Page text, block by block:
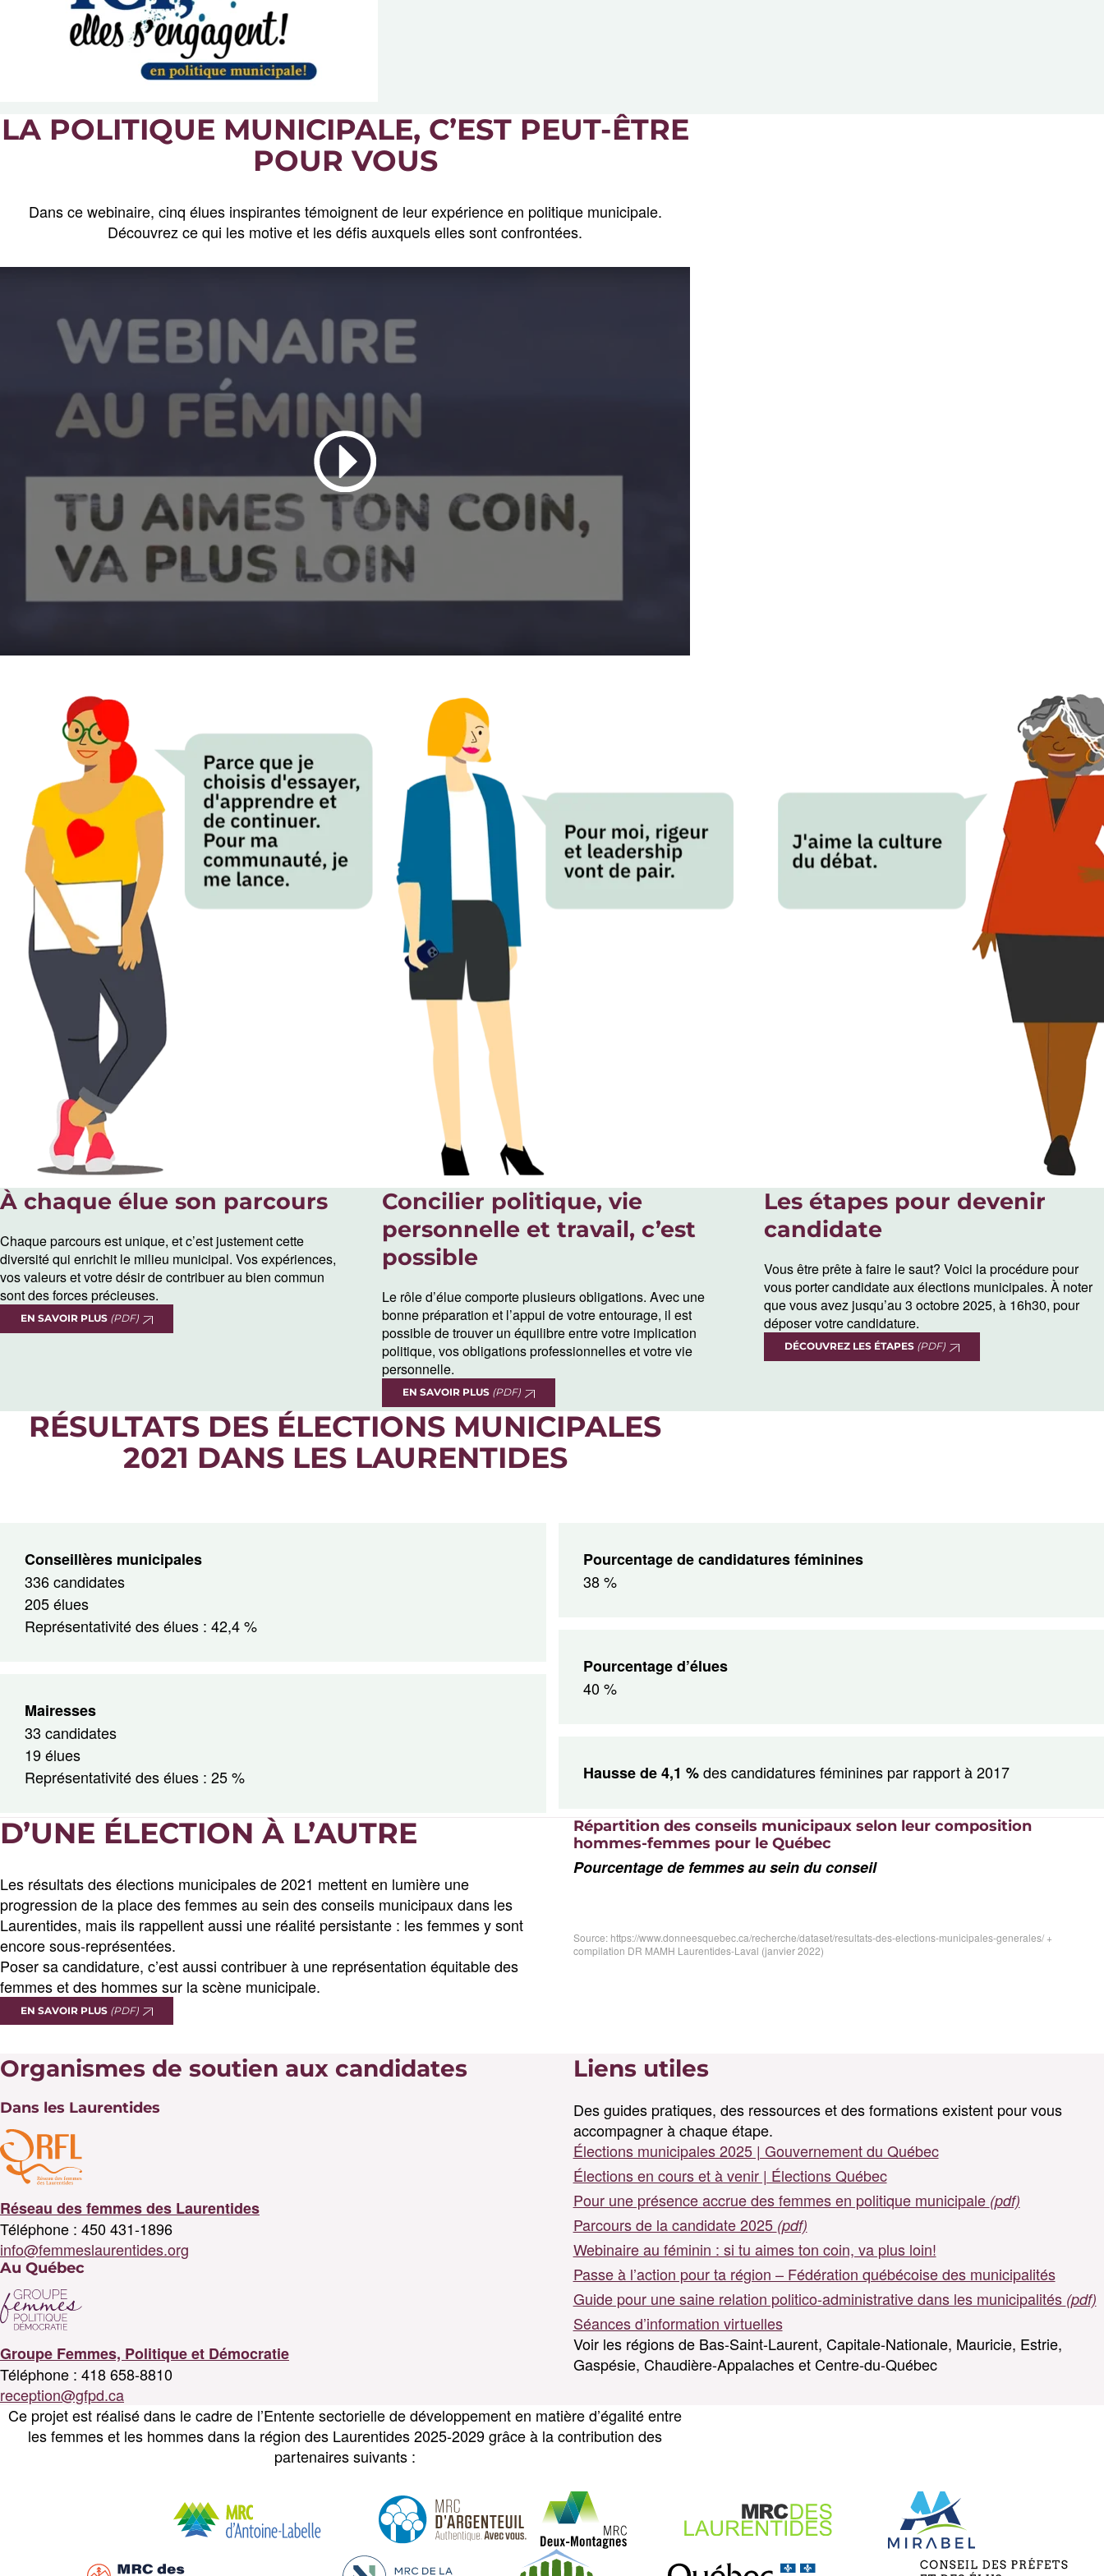
LA POLITIQUE MUNICIPALE, C’EST PEUT-ÊTRE
POUR VOUS
Dans ce webinaire, cinq élues inspirantes témoignent de leur expérience en politique municipale.
Découvrez ce qui les motive et les défis auxquels elles sont confrontées.
À chaque élue son parcours
Chaque parcours est unique, et c’est justement cette
diversité qui enrichit le milieu municipal. Vos expériences,
vos valeurs et votre désir de contribuer au bien commun
sont des forces précieuses.
EN SAVOIR PLUS (PDF)
Concilier politique, vie
personnelle et travail, c’est
possible
Le rôle d’élue comporte plusieurs obligations. Avec une
bonne préparation et l’appui de votre entourage, il est
possible de trouver un équilibre entre votre implication
politique, vos obligations professionnelles et votre vie
personnelle.
EN SAVOIR PLUS (PDF)
Les étapes pour devenir
candidate
Vous être prête à faire le saut? Voici la procédure pour
vous porter candidate aux élections municipales. À noter
que vous avez jusqu’au 3 octobre 2025, à 16h30, pour
déposer votre candidature.
DÉCOUVREZ LES ÉTAPES (PDF)
RÉSULTATS DES ÉLECTIONS MUNICIPALES
2021 DANS LES LAURENTIDES
Conseillères municipales
336 candidates
205 élues
Représentativité des élues : 42,4 %
Mairesses
33 candidates
19 élues
Représentativité des élues : 25 %
Pourcentage de candidatures féminines
38 %
Pourcentage d’élues
40 %
Hausse de 4,1 %des candidatures féminines par rapport à 2017
D’UNE ÉLECTION À L’AUTRE
Les résultats des élections municipales de 2021 mettent en lumière une
progression de la place des femmes au sein des conseils municipaux dans les
Laurentides, mais ils rappellent aussi une réalité persistante : les femmes y sont
encore sous-représentées.
Poser sa candidature, c’est aussi contribuer à une représentation équitable des
femmes et des hommes sur la scène municipale.
EN SAVOIR PLUS (PDF)
Répartition des conseils municipaux selon leur composition
hommes-femmes pour le Québec
Pourcentage de femmes au sein du conseil
Source: https://www.donneesquebec.ca/recherche/dataset/resultats-des-elections-municipales-generales/ +
compilation DR MAMH Laurentides-Laval (janvier 2022)
Organismes de soutien aux candidates
Dans les Laurentides
Réseau des femmes des Laurentides
Téléphone : 450 431-1896
info@femmeslaurentides.org
Au Québec
Groupe Femmes, Politique et Démocratie
Téléphone : 418 658-8810
reception@gfpd.ca
Liens utiles
Des guides pratiques, des ressources et des formations existent pour vous
accompagner à chaque étape.
Élections municipales 2025 | Gouvernement du Québec
Élections en cours et à venir | Élections Québec
Pour une présence accrue des femmes en politique municipale (pdf)
Parcours de la candidate 2025 (pdf)
Webinaire au féminin : si tu aimes ton coin, va plus loin!
Passe à l’action pour ta région – Fédération québécoise des municipalités
Guide pour une saine relation politico-administrative dans les municipalités (pdf)
Séances d’information virtuelles
Voir les régions de Bas-Saint-Laurent, Capitale-Nationale, Mauricie, Estrie,
Gaspésie, Chaudière-Appalaches et Centre-du-Québec
Ce projet est réalisé dans le cadre de l’Entente sectorielle de développement en matière d’égalité entre
les femmes et les hommes dans la région des Laurentides 2025-2029 grâce à la contribution des
partenaires suivants :